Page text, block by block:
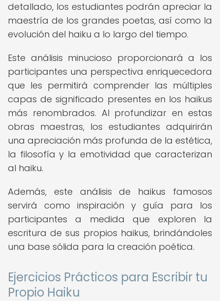
detallado, los estudiantes podrán apreciar la
maestría de los grandes poetas, así como la
evolución del haiku a lo largo del tiempo.
Este análisis minucioso proporcionará a los
participantes una perspectiva enriquecedora
que les permitirá comprender las múltiples
capas de significado presentes en los haikus
más renombrados. Al profundizar en estas
obras maestras, los estudiantes adquirirán
una apreciación más profunda de la estética,
la filosofía y la emotividad que caracterizan
al haiku.
Además, este análisis de haikus famosos
servirá como inspiración y guía para los
participantes a medida que exploren la
escritura de sus propios haikus, brindándoles
una base sólida para la creación poética.
Ejercicios Prácticos para Escribir tu
Propio Haiku